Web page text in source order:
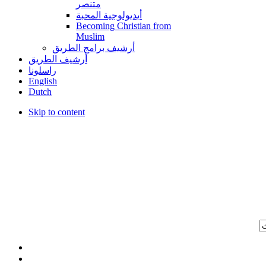
متنصر
أيديولوجية المحبة
Becoming Christian from
Muslim
أرشيف برامج الطريق
أرشيف الطريق
راسلونا
English
Dutch
Skip to content